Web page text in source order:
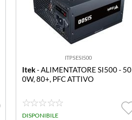
ITPSESI500
Itek- ALIMENTATORE SI500 - 50
0W, 80+, PFC ATTIVO
DISPONIBILE